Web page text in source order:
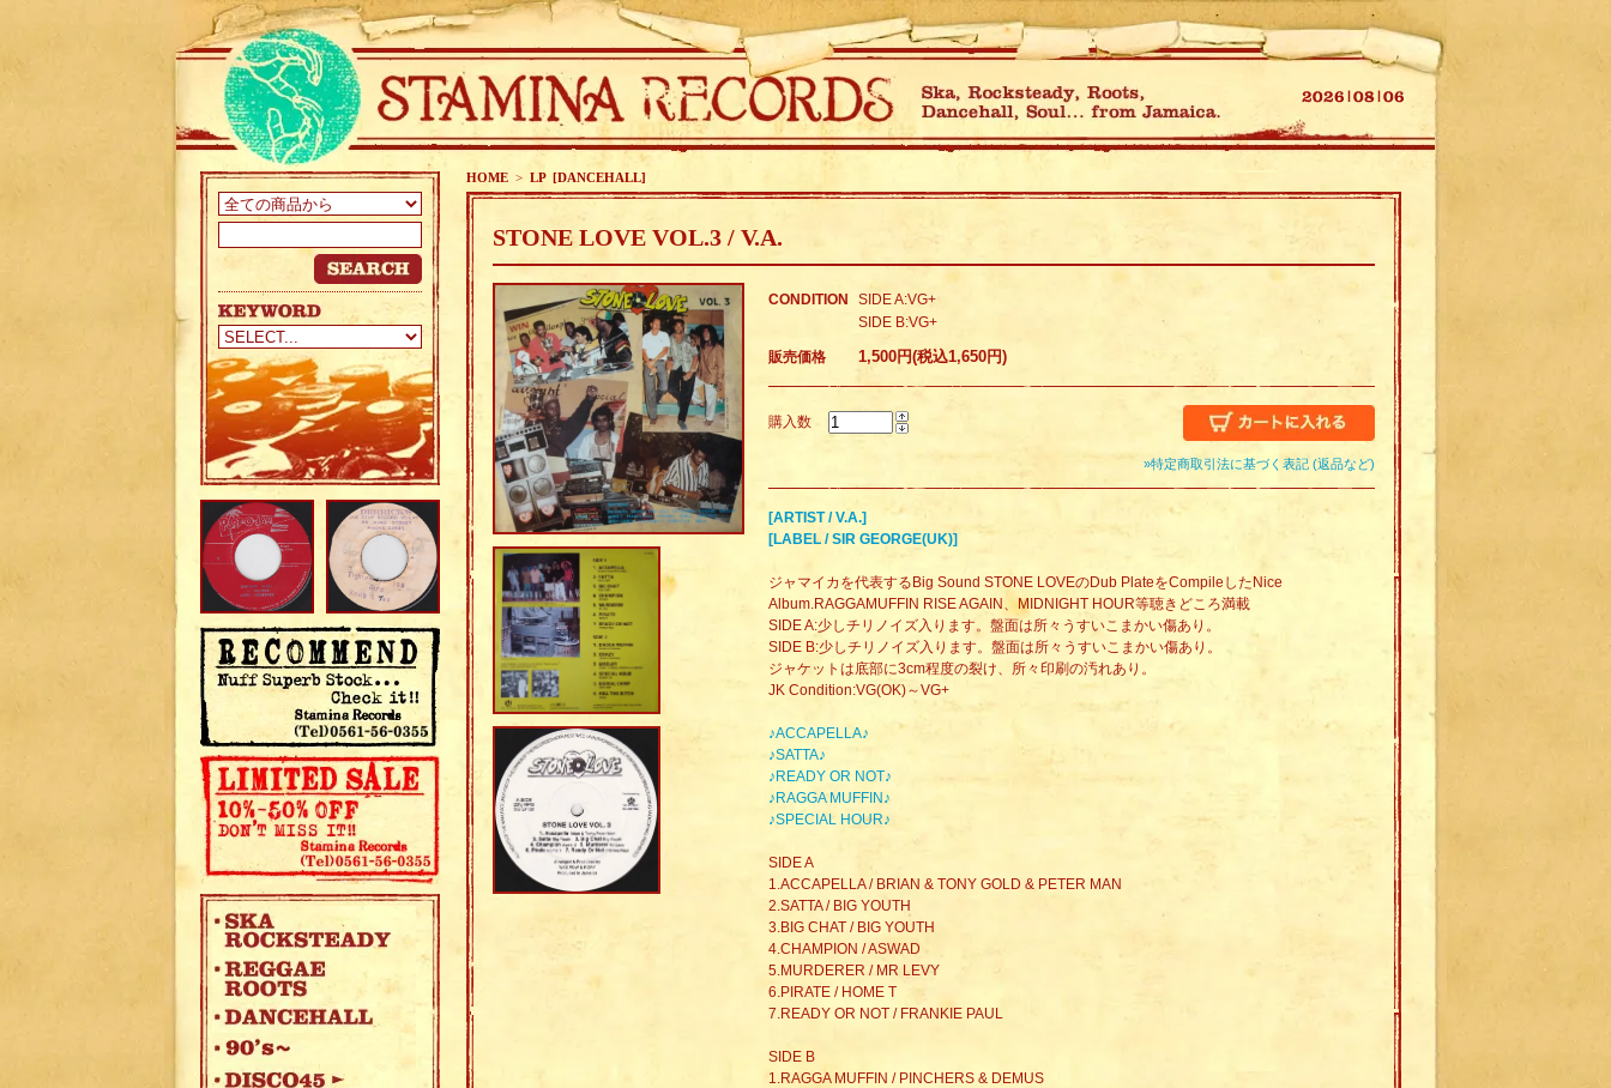
HOME > LP [DANCEHALL]
STONE LOVE VOL.3 / V.A.
CONDITION
SIDE A:VG+
SIDE B:VG+
販売価格 1,500円(税込1,650円)
購入数
»特定商取引法に基づく表記 (返品など)
[ARTIST / V.A.]
[LABEL / SIR GEORGE(UK)]
ジャマイカを代表するBig Sound STONE LOVEのDub PlateをCompileしたNice
Album.RAGGAMUFFIN RISE AGAIN、MIDNIGHT HOUR等聴きどころ満載
SIDE A:少しチリノイズ入ります。盤面は所々うすいこまかい傷あり。
SIDE B:少しチリノイズ入ります。盤面は所々うすいこまかい傷あり。
ジャケットは底部に3cm程度の裂け、所々印刷の汚れあり。
JK Condition:VG(OK)～VG+
♪ACCAPELLA♪
♪SATTA♪
♪READY OR NOT♪
♪RAGGA MUFFIN♪
♪SPECIAL HOUR♪
SIDE A
1.ACCAPELLA / BRIAN & TONY GOLD & PETER MAN
2.SATTA / BIG YOUTH
3.BIG CHAT / BIG YOUTH
4.CHAMPION / ASWAD
5.MURDERER / MR LEVY
6.PIRATE / HOME T
7.READY OR NOT / FRANKIE PAUL
SIDE B
1.RAGGA MUFFIN / PINCHERS & DEMUS